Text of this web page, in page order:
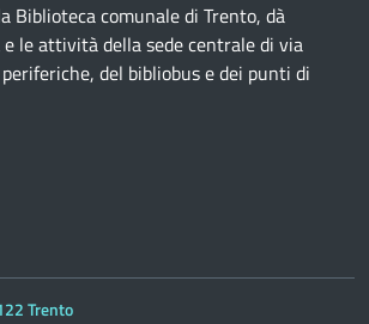
Biblioteca comunale di Trento, dà
le attività della sede centrale di via
del bibliobus e dei punti di
Trento